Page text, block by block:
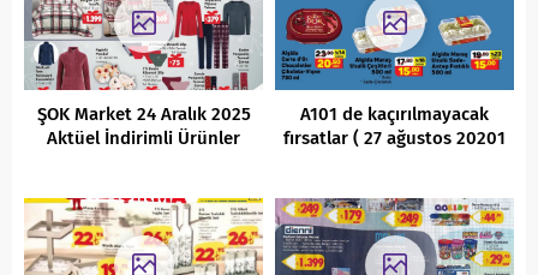
ŞOK Market 24 Aralık 2025
Aktüel İndirimli Ürünler
A101 de kaçırılmayacak
fırsatlar ( 27 ağustos 20201